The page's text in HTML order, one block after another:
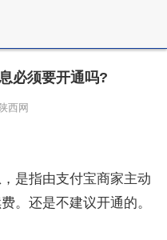
必须要开通吗?
西网
是指由支付宝商家主动
。还是不建议开通的。